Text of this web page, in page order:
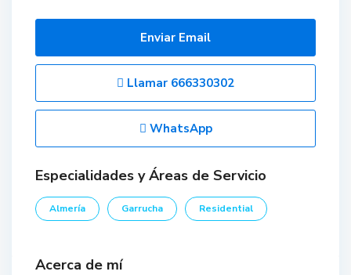
Enviar Email
Llamar 666330302
WhatsApp
Especialidades y Áreas de Servicio
Almería Garrucha Residential
Acerca de mí